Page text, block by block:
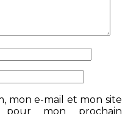
mon e-mail et mon site
mon prochain